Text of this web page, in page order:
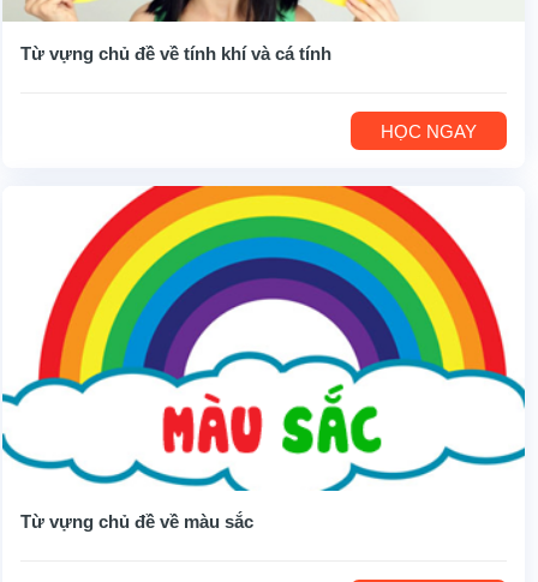
Từ vựng chủ đề về tính khí và cá tính
HỌC NGAY
Từ vựng chủ đề về màu sắc